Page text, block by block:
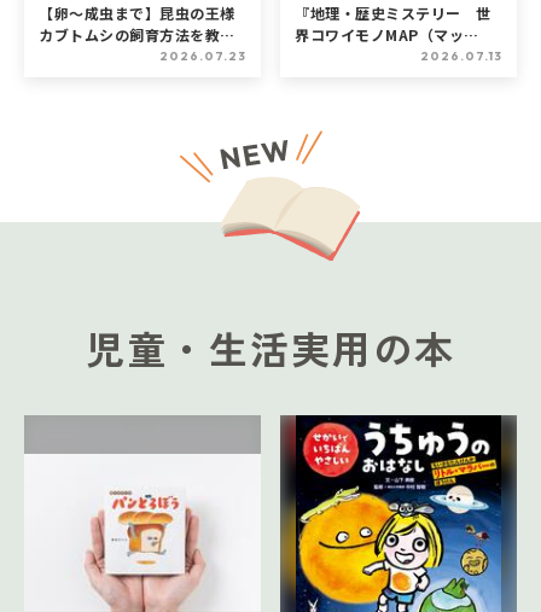
【卵～成虫まで】昆虫の王様
カブトムシの飼育方法を教え
2026.07.23
『地理・歴史ミステリー 世
界コワイモノMAP（マッ
プ）』ためし読み第1回2026.07.13
児童・生活実用の本